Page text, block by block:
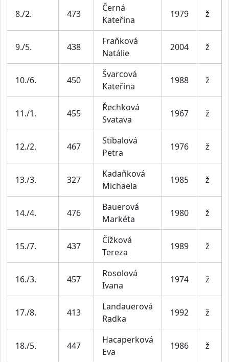
8./2. 473
Černá
Kateřina
1979 ž
9./5. 438
Fraňková
Natálie
2004 ž
10./6. 450
Švarcová
Kateřina
1988 ž
11./1. 455
Řechková
Svatava
1967 ž
12./2. 467
Stibalová
Petra
1976 ž
13./3. 327
Kadaňková
Michaela
1985 ž
14./4. 476
Bauerová
Markéta
1980 ž
15./7. 437
Čížková
Tereza
1989 ž
16./3. 457
Rosolová
Ivana
1974 ž
17./8. 413
Landauerová
Radka
1992 ž
18./5. 447
Hacaperková
Eva
1986 ž